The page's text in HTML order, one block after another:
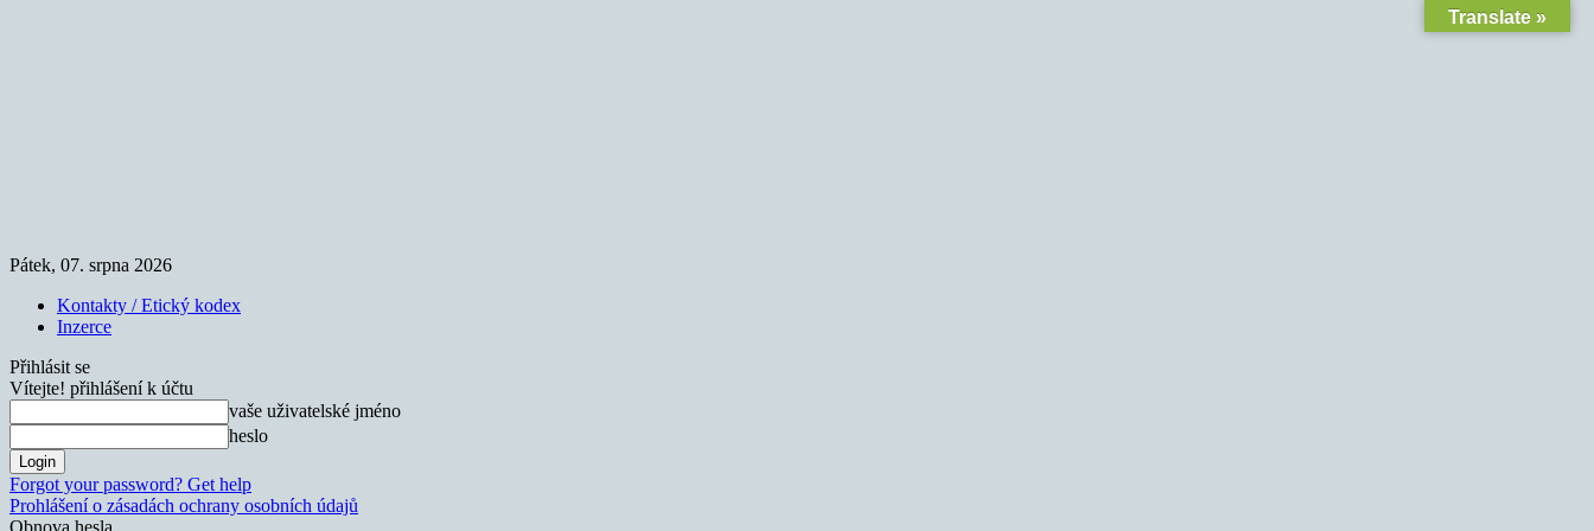
Pátek, 07. srpna 2026
Kontakty / Etický kodex
Inzerce
Přihlásit se
Vítejte! přihlášení k účtu
vaše uživatelské jméno
heslo
Forgot your password? Get help
Prohlášení o zásadách ochrany osobních údajů
Obnova hesla
Translate »